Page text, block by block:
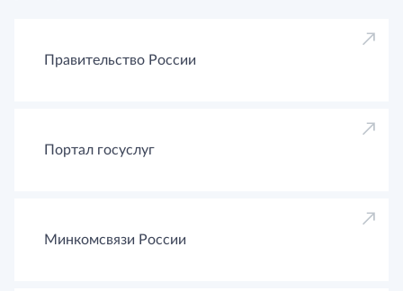
Правительство России
Портал госуслуг
Минкомсвязи России